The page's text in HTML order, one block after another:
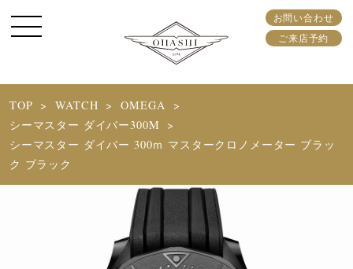
お問い合わせ
ご来店予約
TOP WATCH
OMEGA
シーマスター ダイバー300M
シーマスター ダイバー 300ｍ マスタークロノメーター ブラッ
ク ブラック